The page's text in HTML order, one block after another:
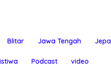
Blitar Jawa Tengah
Podcast video